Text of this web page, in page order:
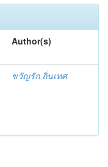
Author(s)
ขวัญรัก ถิ่นเทศ